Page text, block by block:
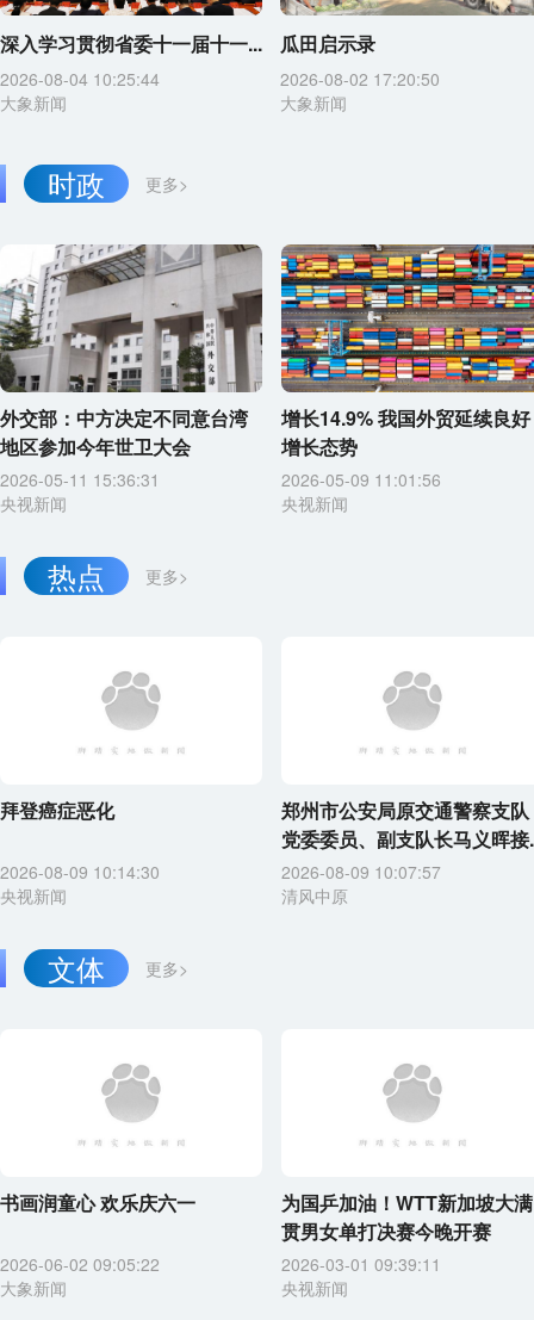
深入学习贯彻省委十一届十一...
2026-08-04 10:25:44
大象新闻
瓜田启示录
2026-08-02 17:20:50
大象新闻
更多>
时政
外交部：中方决定不同意台湾
地区参加今年世卫大会
2026-05-11 15:36:31
央视新闻
增长14.9% 我国外贸延续良好
增长态势
2026-05-09 11:01:56
央视新闻
更多>
热点
拜登癌症恶化
2026-08-09 10:14:30
央视新闻
郑州市公安局原交通警察支队
党委委员、副支队长马义晖接
2026-08-09 10:07:57
清风中原
更多>
文体
书画润童心 欢乐庆六一
2026-06-02 09:05:22
大象新闻
为国乒加油！WTT新加坡大满
贯男女单打决赛今晚开赛
2026-03-01 09:39:11
央视新闻